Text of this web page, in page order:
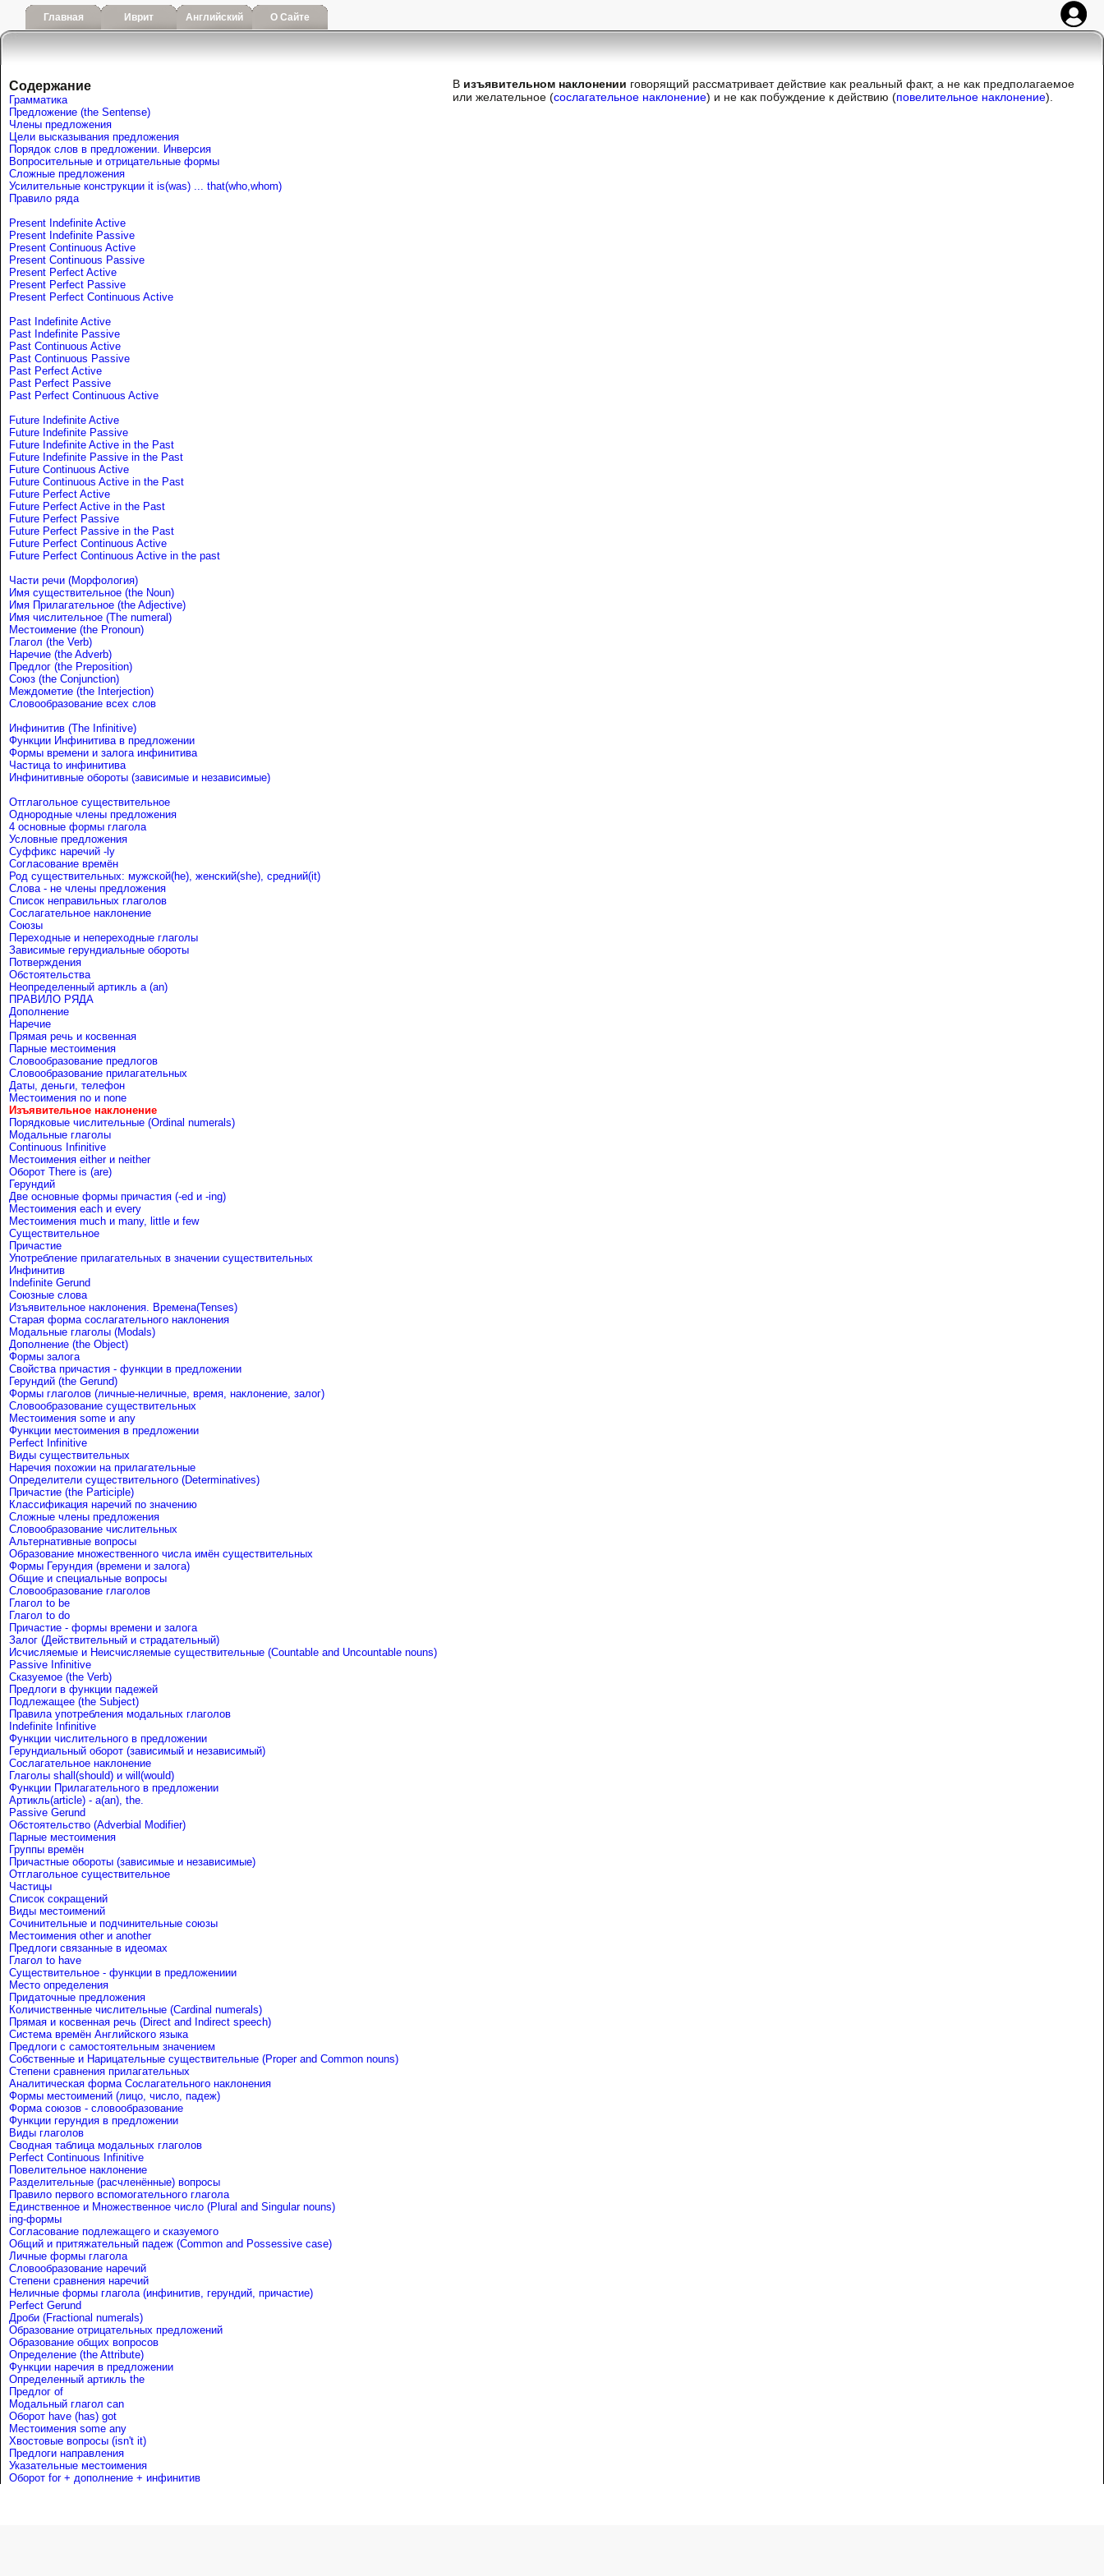
Главная Иврит Английский О Сайте
Содержание
Грамматика
Предложение (the Sentense)
Члены предложения
Цели высказывания предложения
Порядок слов в предложении. Инверсия
Вопросительные и отрицательные формы
Сложные предложения
Усилительные конструкции it is(was) ... that(who,whom)
Правило ряда
Present Indefinite Active
Present Indefinite Passive
Present Continuous Active
Present Continuous Passive
Present Perfect Active
Present Perfect Passive
Present Perfect Continuous Active
Past Indefinite Active
Past Indefinite Passive
Past Continuous Active
Past Continuous Passive
Past Perfect Active
Past Perfect Passive
Past Perfect Continuous Active
Future Indefinite Active
Future Indefinite Passive
Future Indefinite Active in the Past
Future Indefinite Passive in the Past
Future Continuous Active
Future Continuous Active in the Past
Future Perfect Active
Future Perfect Active in the Past
Future Perfect Passive
Future Perfect Passive in the Past
Future Perfect Continuous Active
Future Perfect Continuous Active in the past
Части речи (Морфология)
Имя существительное (the Noun)
Имя Прилагательное (the Adjective)
Имя числительное (The numeral)
Местоимение (the Pronoun)
Глагол (the Verb)
Наречие (the Adverb)
Предлог (the Preposition)
Союз (the Conjunction)
Междометие (the Interjection)
Словообразование всех слов
Инфинитив (The Infinitive)
Функции Инфинитива в предложении
Формы времени и залога инфинитива
Частица to инфинитива
Инфинитивные обороты (зависимые и независимые)
Отглагольное существительное
Однородные члены предложения
4 основные формы глагола
Условные предложения
Cуффикс наречий -ly
Согласование времён
Род существительных: мужской(he), женский(she), средний(it)
Слова - не члены предложения
Список неправильных глаголов
Сослагательное наклонение
Союзы
Переходные и непереходные глаголы
Зависимые герундиальные обороты
Потверждения
Обстоятельства
Неопределенный артикль a (an)
ПРАВИЛО РЯДА
Дополнение
Наречие
Прямая речь и косвенная
Парные местоимения
Словообразование предлогов
Словообразование прилагательных
Даты, деньги, телефон
Местоимения no и none
Изъявительное наклонение
Порядковые числительные (Ordinal numerals)
Модальные глаголы
Continuous Infinitive
Местоимения either и neither
Оборот There is (are)
Герундий
Две основные формы причастия (-ed и -ing)
Местоимения each и every
Местоимения much и many, little и few
Существительное
Причастие
Употребление прилагательных в значении существительных
Инфинитив
Indefinite Gerund
Союзные слова
Изъявительное наклонения. Времена(Tenses)
Старая форма сослагательного наклонения
Модальные глаголы (Modals)
Дополнение (the Object)
Формы залога
Свойства причастия - функции в предложении
Герундий (the Gerund)
Формы глаголов (личные-неличные, время, наклонение, залог)
Словообразование существительных
Местоимения some и any
Функции местоимения в предложении
Perfect Infinitive
Виды существительных
Наречия похожии на прилагательные
Определители существительного (Determinatives)
Причастие (the Participle)
Классификация наречий по значению
Сложные члены предложения
Словообразование числительных
Альтернативные вопросы
Образование множественного числа имён существительных
Формы Герундия (времени и залога)
Общие и специальные вопросы
Словообразование глаголов
Глагол to be
Глагол to do
Причастие - формы времени и залога
Залог (Действительный и страдательный)
Исчисляемые и Неисчисляемые существительные (Countable and Uncountable nouns)
Passive Infinitive
Сказуемое (the Verb)
Предлоги в функции падежей
Подлежащее (the Subject)
Правила употребления модальных глаголов
Indefinite Infinitive
Функции числительного в предложении
Герундиальный оборот (зависимый и независимый)
Сослагательное наклонение
Глаголы shall(should) и will(would)
Функции Прилагательного в предложении
Артикль(article) - a(an), the.
Passive Gerund
Обстоятельство (Adverbial Modifier)
Парные местоимения
Группы времён
Причастные обороты (зависимые и независимые)
Отглагольное существительное
Частицы
Список сокращений
Виды местоимений
Сочинительные и подчинительные союзы
Местоимения other и another
Предлоги связанные в идеомах
Глагол to have
Существительное - функции в предложениии
Место определения
Придаточные предложения
Количиственные числительные (Cardinal numerals)
Прямая и косвенная речь (Direct and Indirect speech)
Система времён Английского языка
Предлоги с самостоятельным значением
Собственные и Нарицательные cуществительные (Proper and Common nouns)
Степени сравнения прилагательных
Аналитическая форма Сослагательного наклонения
Формы местоимений (лицо, число, падеж)
Форма союзов - словообразование
Функции герундия в предложении
Виды глаголов
Сводная таблица модальных глаголов
Perfect Continuous Infinitive
Повелительное наклонение
Разделительные (расчленённые) вопросы
Правило первого вспомогательного глагола
Единственное и Множественное число (Plural and Singular nouns)
ing-формы
Согласование подлежащего и сказуемого
Общий и притяжательный падеж (Common and Possessive case)
Личные формы глагола
Словообразование наречий
Степени сравнения наречий
Неличные формы глагола (инфинитив, герундий, причастие)
Perfect Gerund
Дроби (Fractional numerals)
Образование отрицательных предложений
Образование общих вопросов
Определение (the Attribute)
Функции наречия в предложении
Определенный артикль the
Предлог of
Mодальный глагол can
Оборот have (has) got
Местоимения some any
Хвостовые вопросы (isn't it)
Предлоги направления
Указательные местоимения
Оборот for + дополнение + инфинитив
В изъявительном наклонении говорящий рассматривает действие как реальный факт, а не как предполагаемое
или желательное (сослагательное наклонение) и не как побуждение к действию (повелительное наклонение).